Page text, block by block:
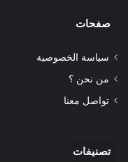
صفحات
سياسة الخصوصية
من نحن ؟
تواصل معنا
تصنيفات